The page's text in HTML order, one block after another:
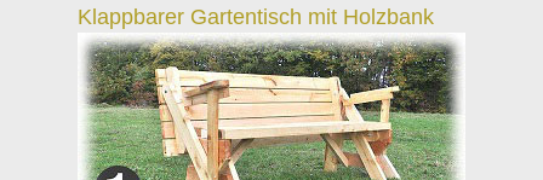
Klappbarer Gartentisch mit Holzbank